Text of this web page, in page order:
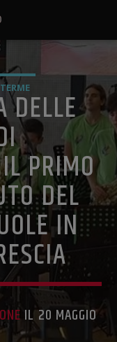
DELLE
PRIMO
DEL
IN
IL 20 MAGGIO